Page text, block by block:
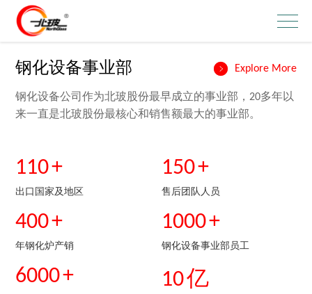
钢化设备事业部 Explore More
钢化设备公司作为北玻股份最早成立的事业部，20多年以
来一直是北玻股份最核心和销售额最大的事业部。
110+
出口国家及地区
150+
售后团队人员
400+
年钢化炉产销
1000+
钢化设备事业部员工
6000+ 10亿